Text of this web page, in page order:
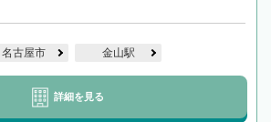
名古屋市 金山駅
詳細を見る